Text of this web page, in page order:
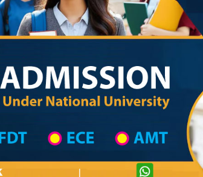
International University University College
জাতীয় বিশ্ববিদ্যালয় ২০২৫-২৬
University Admission